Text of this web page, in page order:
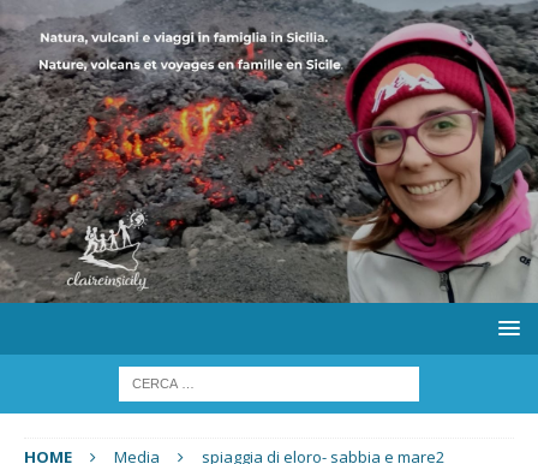
HOME Media spiaggia di eloro- sabbia e mare2